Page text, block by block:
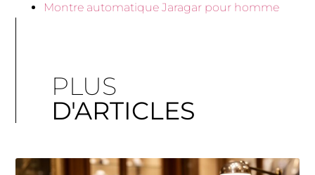
Montre automatique Jaragar pour homme
PLUS
D'ARTICLES